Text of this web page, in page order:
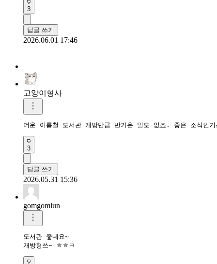
3
답글 쓰기
2026.06.01 17:46
고양이형사
더운 여름철 도서관 개방만큼 반가운 일도 없죠. 좋은 소식인거
3
답글 쓰기
2026.05.31 15:36
gomgomlun
도서관 좋네요~
개방형쓰~ ㅎㅎㅋ